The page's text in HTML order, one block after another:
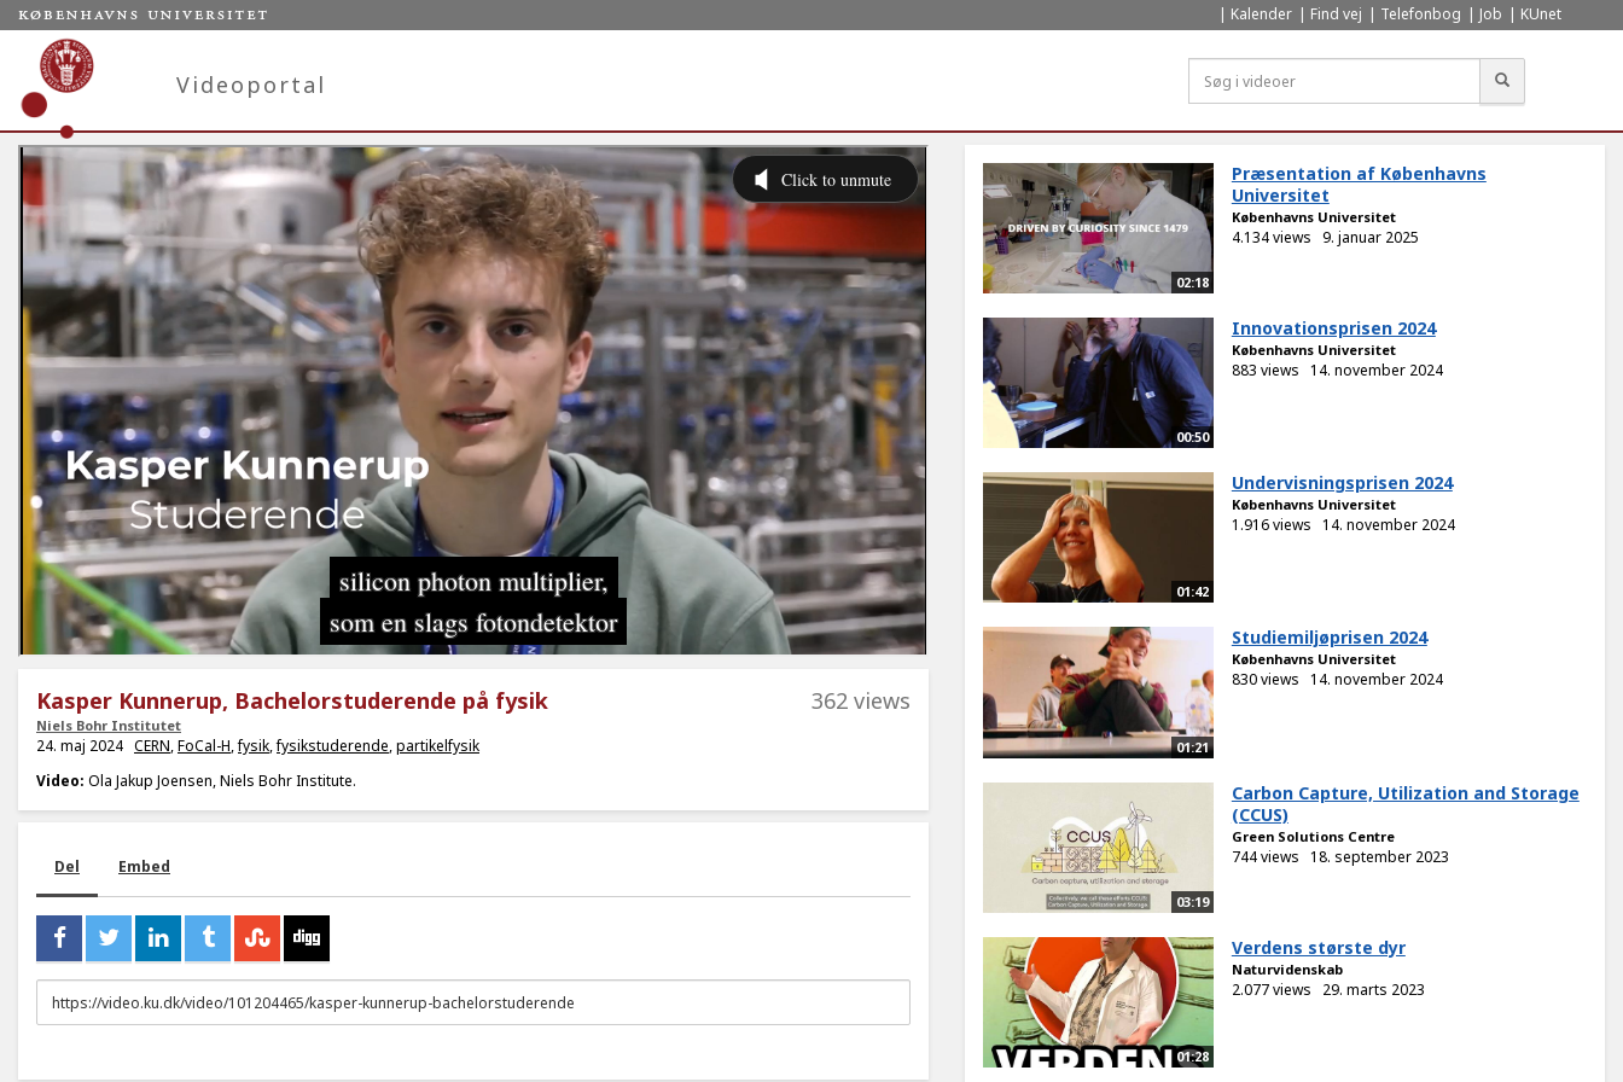
Kalender Find vej Telefonbog Job KUnet
Videoportal
Kasper Kunnerup, Bachelorstuderende på fysik
Niels Bohr Institutet
362 views
24. maj 2024 CERN,FoCal-H,fysik,fysikstuderende,partikelfysik
Video: Ola Jakup Joensen, Niels Bohr Institute.
Del Embed
URL
to
02:18
Præsentation af Københavns
Universitet
Københavns Universitet
4.134 views 9. januar 2025
00:50
Innovationsprisen 2024
Københavns Universitet
883 views 14. november 2024
01:42
Undervisningsprisen 2024
Københavns Universitet
1.916 views 14. november 2024
01:21
Studiemiljøprisen 2024
Københavns Universitet
830 views 14. november 2024
03:19
Carbon Capture, Utilization and Storage
(CCUS)
Green Solutions Centre
744 views 18. september 2023
01:28
Verdens største dyr
Naturvidenskab
2.077 views 29. marts 2023